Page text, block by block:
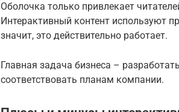
Оболочка только привлекает
Интерактивный контент используют
значит, это действительно работает.
Главная задача бизнеса –
соответствовать планам компании.